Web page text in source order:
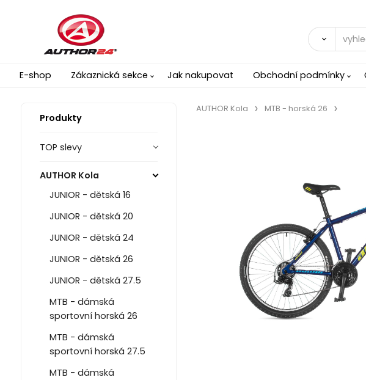
E-shop Zákaznická sekce Jak nakupovat Obchodní podmínky
Produkty
TOP slevy
AUTHOR Kola
JUNIOR - dětská 16
JUNIOR - dětská 20
JUNIOR - dětská 24
JUNIOR - dětská 26
JUNIOR - dětská 27.5
MTB - dámská
sportovní horská 26
MTB - dámská
sportovní horská 27.5
MTB - dámská
AUTHOR Kola MTB - horská 26